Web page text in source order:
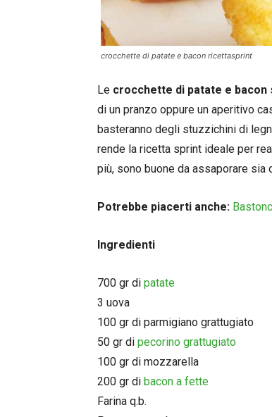
crocchette di patate e bacon ricettasprint
Le crocchette di patate e bacon
di un pranzo oppure un aperitivo
basteranno degli stuzzichini di
rende la ricetta sprint ideale per
più, sono buone da assaporare
Potrebbe piacerti anche:
Ingredienti
700 gr di patate
3 uova
100 gr di parmigiano grattugiato
50 gr di pecorino grattugiato
100 gr di mozzarella
200 gr di bacon a fette
Farina q.b.